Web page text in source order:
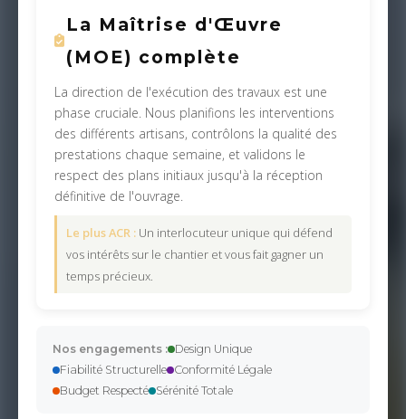
La Maîtrise d'Œuvre
(MOE) complète
La direction de l'exécution des travaux est une
phase cruciale. Nous planifions les interventions
des différents artisans, contrôlons la qualité des
prestations chaque semaine, et validons le
respect des plans initiaux jusqu'à la réception
définitive de l'ouvrage.
Le plus ACR : Un interlocuteur unique qui défend
vos intérêts sur le chantier et vous fait gagner un
temps précieux.
Nos engagements : Design Unique
Fiabilité Structurelle Conformité Légale
Budget Respecté Sérénité Totale